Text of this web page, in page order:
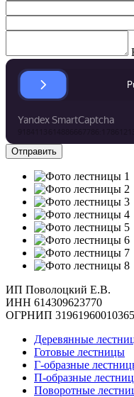
ИП Поволоцкий Е.В.
ИНН 614309623770
ОГРНИП
Деревянные
Готовые лестницы
Г-образные
П-образные
Поворотные